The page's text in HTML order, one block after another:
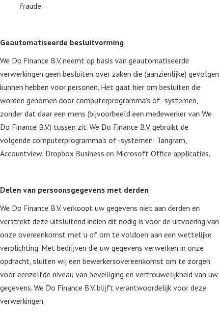
fraude.
Geautomatiseerde besluitvorming
We Do Finance B.V. neemt op basis van geautomatiseerde
verwerkingen geen besluiten over zaken die (aanzienlijke) gevolgen
kunnen hebben voor personen. Het gaat hier om besluiten die
worden genomen door computerprogramma's of -systemen,
zonder dat daar een mens (bijvoorbeeld een medewerker van We
Do Finance B.V.) tussen zit. We Do Finance B.V. gebruikt de
volgende computerprogramma's of -systemen: Tangram,
Accountview, Dropbox Business en Microsoft Office applicaties.
Delen van persoonsgegevens met derden
We Do Finance B.V. verkoopt uw gegevens niet aan derden en
verstrekt deze uitsluitend indien dit nodig is voor de uitvoering van
onze overeenkomst met u of om te voldoen aan een wettelijke
verplichting. Met bedrijven die uw gegevens verwerken in onze
opdracht, sluiten wij een bewerkersovereenkomst om te zorgen
voor eenzelfde niveau van beveiliging en vertrouwelijkheid van uw
gegevens. We Do Finance B.V. blijft verantwoordelijk voor deze
verwerkingen.